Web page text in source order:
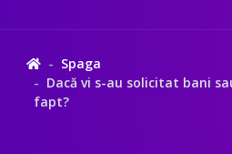
Spaga
Dacă vi s-au solicitat bani
fapt?